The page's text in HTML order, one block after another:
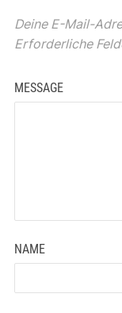
Deine E-Mail-
Erforderliche
MESSAGE
NAME